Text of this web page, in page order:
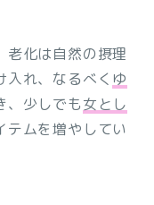
老化は自然の摂理
れ、なるべく ゆ
、少しでも女とし
テムを増やしてい